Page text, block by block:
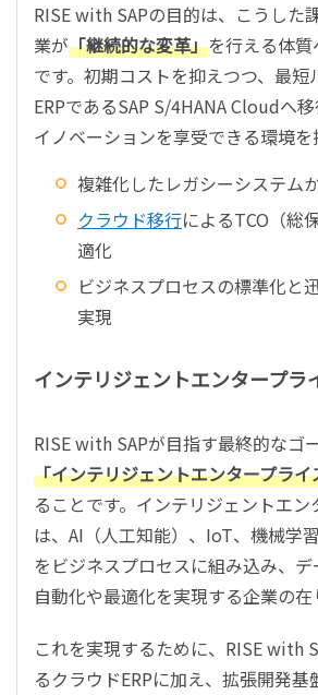
RISE with SAPの目的は、こうした
業が「継続的な変革」を行える体
です。初期コストを抑えつつ、最短
ERPであるSAP S/4HANA Cloudへ
イノベーションを享受できる環境を
複雑化したレガシーシステム
クラウド移行によるTCO（総
適化
ビジネスプロセスの標準化と
実現
インテリジェントエンタープラ
RISE with SAPが目指す最終的なゴ
「インテリジェントエンタープライ
ることです。インテリジェントエン
は、AI（人工知能）、IoT、機械学
をビジネスプロセスに組み込み、
自動化や最適化を実現する企業の在
これを実現するために、RISE with
るクラウドERPに加え、拡張開発基